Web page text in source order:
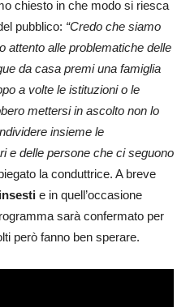
chiesto in che modo si riesca
pubblico: “Credo che siamo
attento alle problematiche delle
da casa premi una famiglia
a volte le istituzioni o le
mettersi in ascolto non lo
insieme le
e delle persone che ci seguono
la conduttrice. A breve
e in quell’occasione
sarà confermato per
però fanno ben sperare.